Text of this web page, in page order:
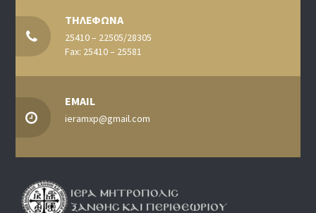
ΤΗΛΕΦΩΝΑ
25410 – 22505/28305
Fax: 25410 – 25581
EMAIL
ieramxp@gmail.com